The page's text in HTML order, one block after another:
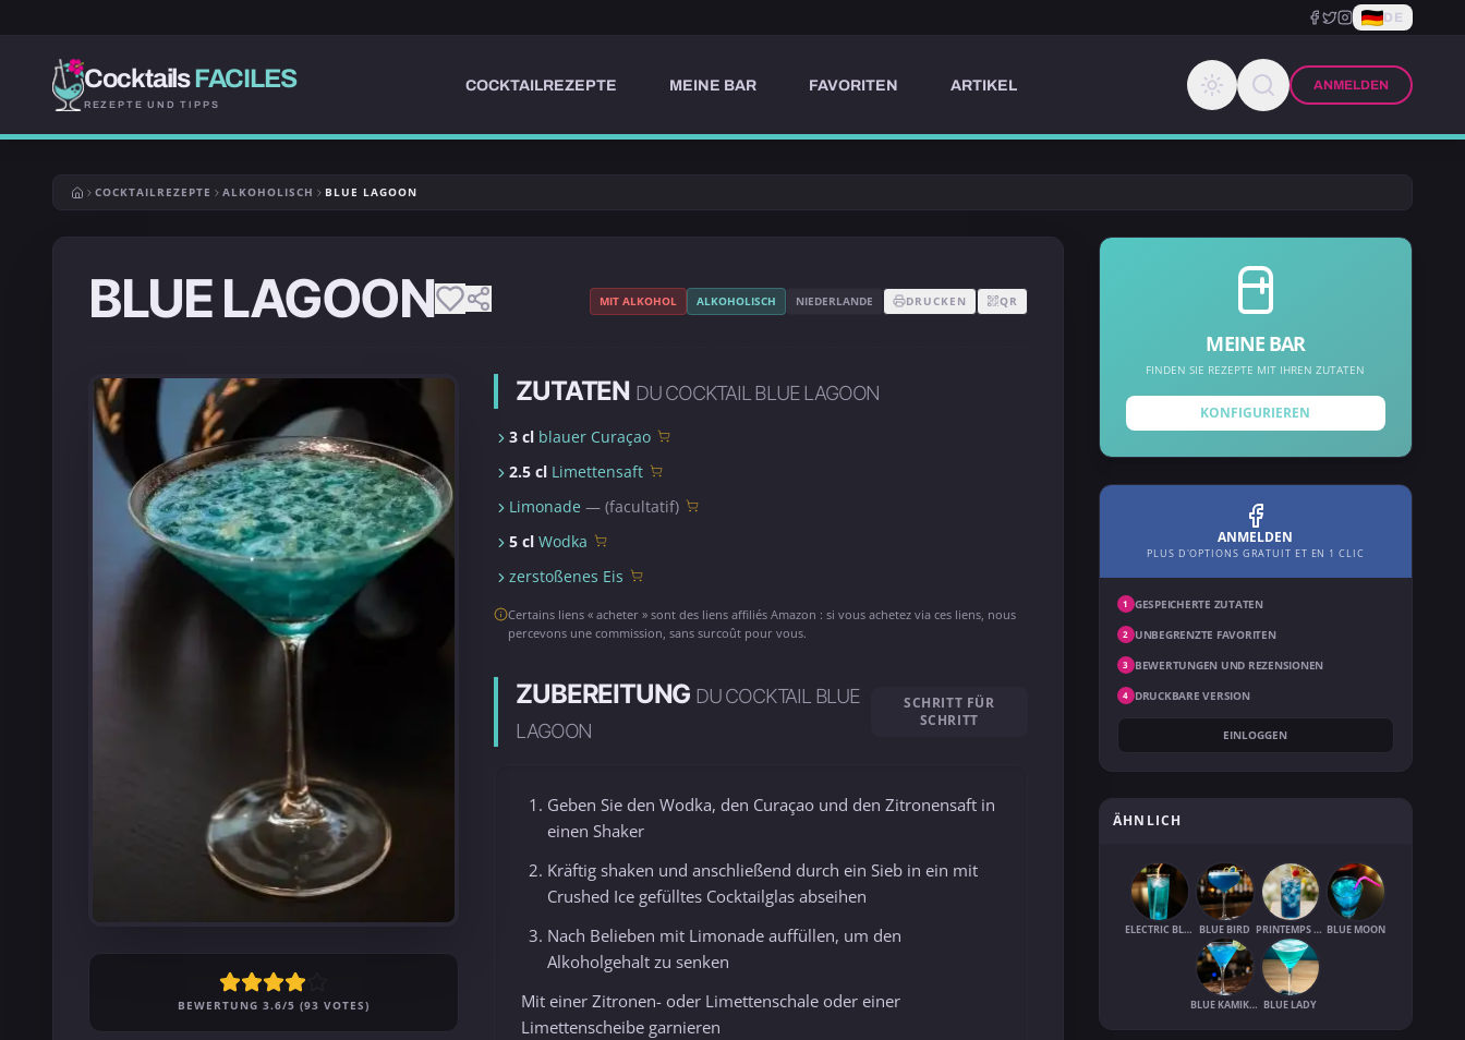
DE
CocktailsFACILES
REZEPTE UND TIPPS
COCKTAILREZEPTE MEINE BAR FAVORITEN ARTIKEL ANMELDEN
COCKTAILREZEPTE ALKOHOLISCH BLUE LAGOON
BLUE LAGOON MIT ALKOHOL ALKOHOLISCH NIEDERLANDE DRUCKEN QR
BEWERTUNG 3.6/5 (93 VOTES)
ZUTATEN DU COCKTAIL BLUE LAGOON
3 cl blauer Curaçao
2.5 cl Limettensaft
Limonade — (facultatif)
5 clWodka
zerstoßenes Eis
Certains liens « acheter » sont des liens affiliés Amazon : si vous achetez via ces liens, nous
percevons une commission, sans surcoût pour vous.
ZUBEREITUNG DU COCKTAIL BLUE
LAGOON
SCHRITT FÜR
SCHRITT
Geben Sie den Wodka, den Curaçao und den Zitronensaft in
einen Shaker
Kräftig shaken und anschließend durch ein Sieb in ein mit
Crushed Ice gefülltes Cocktailglas abseihen
Nach Belieben mit Limonade auffüllen, um den
Alkoholgehalt zu senken
Mit einer Zitronen- oder Limettenschale oder einer
Limettenscheibe garnieren
MEINE BAR
FINDEN SIE REZEPTE MIT IHREN ZUTATEN
KONFIGURIEREN
ANMELDEN
PLUS D'OPTIONS GRATUIT ET EN 1 CLIC
1 GESPEICHERTE ZUTATEN
2 UNBEGRENZTE FAVORITEN
3 BEWERTUNGEN UND REZENSIONEN
4 DRUCKBARE VERSION
EINLOGGEN
ÄHNLICH
ELECTRIC BLUE BLUE BIRD PRINTEMPS BLEU BLUE MOON
BLUE KAMIKAZE BLUE LADY